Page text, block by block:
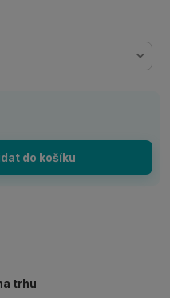
do košíku
trhu